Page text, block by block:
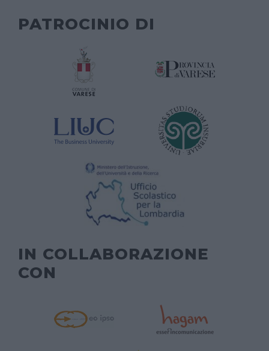
PATROCINIO DI
IN COLLABORAZIONE
CON